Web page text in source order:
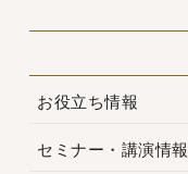
お役立ち情報
セミナー・講演情報